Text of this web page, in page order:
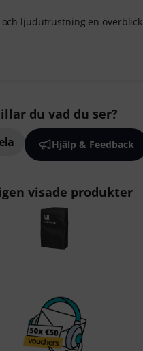
och ljudutrustning en överblick
du vad du ser?
Hjälp & Feedback
visade produkter